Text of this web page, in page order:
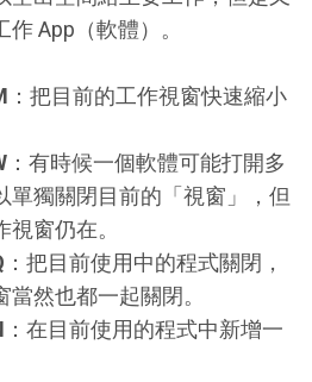
App（軟體）。
：把目前的工作視窗快速縮小
：有時候一個軟體可能打開多
單獨關閉目前的「視窗」，但
窗仍在。
：把目前使用中的程式關閉，
然也都一起關閉。
：在目前使用的程式中新增一